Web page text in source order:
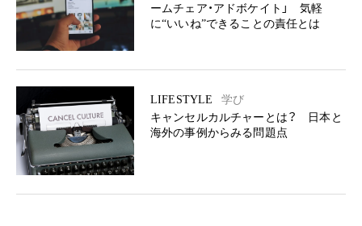
ームチェア・アドボケイト」 気軽
に“いいね”できることの責任とは
LIFESTYLE
学び
キャンセルカルチャーとは？ 日本と
海外の事例からみる問題点